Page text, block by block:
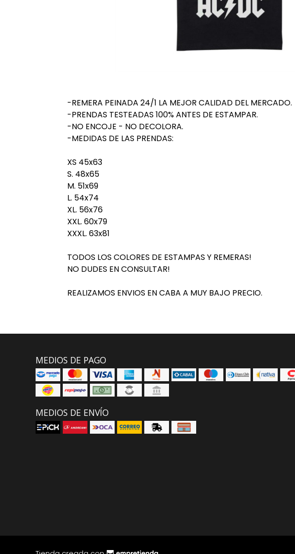
-REMERA PEINADA 24/1 LA MEJOR CALIDAD DEL MERCADO.
-PRENDAS TESTEADAS 100% ANTES DE ESTAMPAR.
-NO ENCOJE - NO DECOLORA.
-MEDIDAS DE LAS PRENDAS:
XS 45x63
S. 48x65
M. 51x69
L. 54x74
XL. 56x76
XXL. 60x79
XXXL. 63x81
TODOS LOS COLORES DE ESTAMPAS Y REMERAS!
NO DUDES EN CONSULTAR!
REALIZAMOS ENVIOS EN CABA A MUY BAJO PRECIO.
MEDIOS DE PAGO
MEDIOS DE ENVÍO